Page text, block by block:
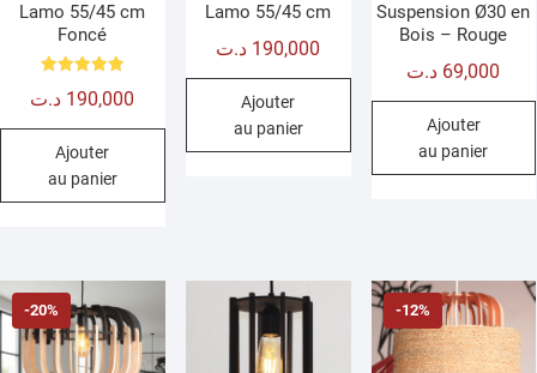
Lamo 55/45 cm
Foncé
5.00
190,000 د.ت
Ajouter
au panier
Lamo 55/45 cm
190,000 د.ت
Ajouter
au panier
Suspension Ø30 en
Bois – Rouge
69,000 د.ت
Ajouter
au panier
-20% -12%